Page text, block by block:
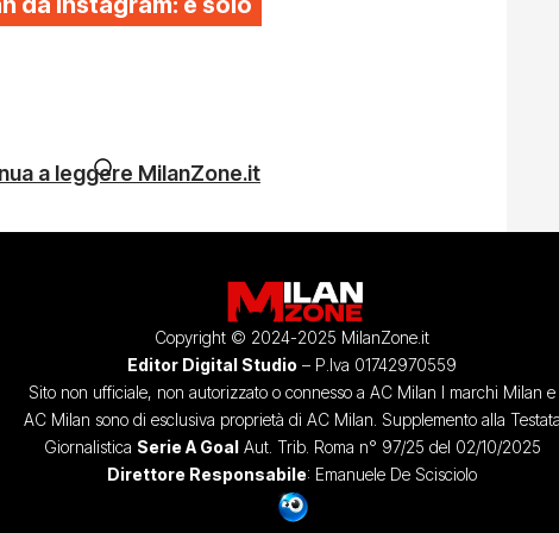
a leggere MilanZone.it
Copyright © 2024-2025 MilanZone.it
Editor Digital Studio – P.Iva 01742970559
Sito non ufficiale, non autorizzato o connesso a AC Milan I marchi Milan e
AC Milan sono di esclusiva proprietà di AC Milan. Supplemento alla
Giornalistica Serie A GoalAut. Trib. Roma n° 97/25 del 02/10/2025
Direttore Responsabile: Emanuele De Scisciolo